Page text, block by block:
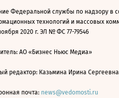
Федеральной службы по надзору в
технологий и массовых
2020 г. ЭЛ № ФС 77-79546
АО «Бизнес Ньюс Медиа»
редактор: Казьмина Ирина Сергеевна
почта: news@vedomosti.ru